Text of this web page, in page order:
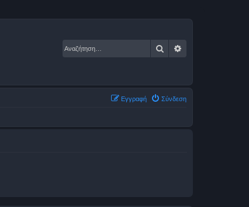
Αναζήτηση
Σύνδεση
Εγγραφή